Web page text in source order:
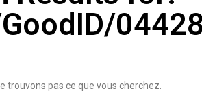
trouvons pas ce que vous cherchez.